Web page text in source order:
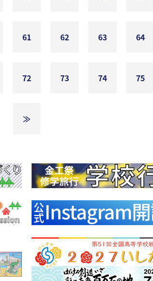
61 62 63 64
72 73 74 75
≫